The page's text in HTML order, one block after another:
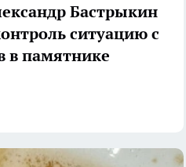
Бастрыкин
ситуацию с
в памятнике